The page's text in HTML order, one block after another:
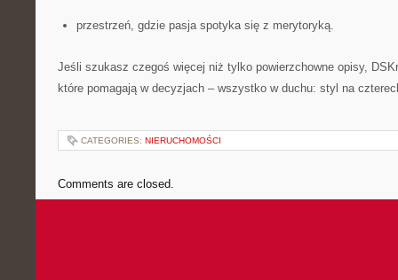
przestrzeń, gdzie pasja spotyka się z merytoryką.
Jeśli szukasz czegoś więcej niż tylko powierzchowne opisy,
które pomagają w decyzjach – wszystko w duchu: styl na
CATEGORIES: NIERUCHOMOŚCI
Comments are closed.